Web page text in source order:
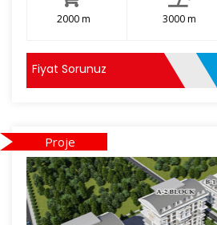
2000 m 3000 m
Fiyat Sorunuz
Proje